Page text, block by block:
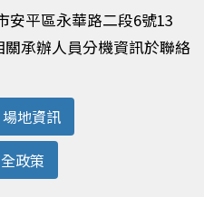
平區永華路二段6號13
承辦人員分機資訊於聯絡
場地資訊
政策